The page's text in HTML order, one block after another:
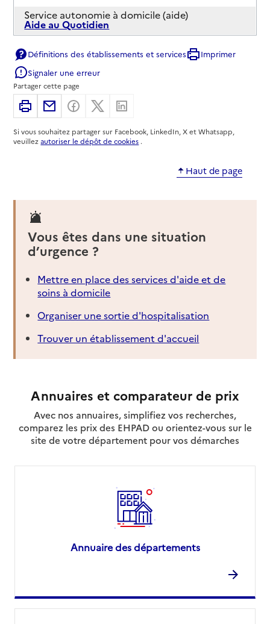
Service autonomie à domicile (aide)
Aide au Quotidien
Adresse
9 rue des Glatignies
59300
03 27 48 17 31
Contact
Rapport HAS
Voir la fiche
Service autonomie à domicile (aide)
Azaé Services Hainaut
Adresse
44 avenue Villars
59300-Valenciennes
03 27 46 56 06
Contact
Site internet
Rapport HAS
Source des données : Finess n° 590067476
Service autonomie à domicile (aide)
Domicil +
Adresse
1 avenue du Sénateur Girard
59300-Valenciennes
03 62 26 35 25
Source des données : Finess n° 590065884
Adresse
Définitions des établissements et services
Imprimer
Signaler une erreur
Partager cette page
ImprimerPartager par email
Partager sur Facebook
Partager sur X
Si vous souhaitez partager sur Facebook, LinkedIn, X et Whatsapp,
veuillezautoriser le dépôt de cookies .
Haut de page
Vous êtes dans une situation
d’urgence ?
Mettre en place des services d'aide et de
soins à domicile
Organiser une sortie d'hospitalisation
Trouver un établissement d'accueil
Annuaires et comparateur de prix
Avec nos annuaires, simplifiez vos recherches,
comparez les prix des EHPAD ou orientez-vous sur le
site de votre département pour vos démarches
Annuaire des départements